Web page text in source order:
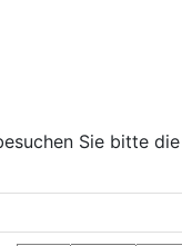
Sie bitte die